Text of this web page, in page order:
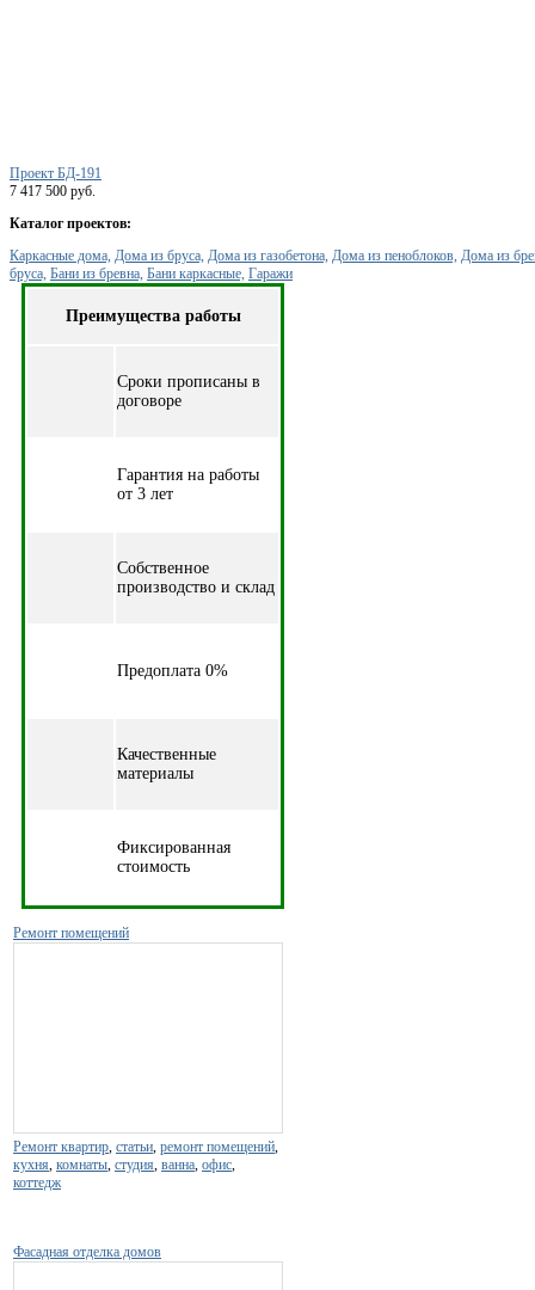
Проект БД-191
7 417 500 руб.
Каталог проектов:
Каркасные дома, Дома из бруса, Дома из газобетона, Дома из пеноблоков, Дома из
бруса, Бани из бревна, Бани каркасные, Гаражи
Преимущества работы
Cроки прописаны в
договоре
Гарантия на работы
от 3 лет
Собственное
производство и склад
Предоплата 0%
Качественные
материалы
Фиксированная
стоимость
Ремонт помещений
Ремонт квартир статьи ремонт помещений
кухня комнаты студия ванна офис
коттедж
Фасадная отделка домов